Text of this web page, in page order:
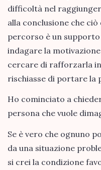
difficoltà nel
alla conclusione che
percorso è un
indagare la
cercare di rafforzarla
rischiasse di portare la
Ho cominciato a
persona che vuole
Se è vero che ognuno
da una situazione
si crei la condizione